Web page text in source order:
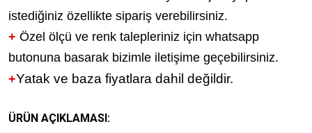
istediğiniz özellikte sipariş verebilirsiniz.
+ Özel ölçü ve renk talepleriniz için whatsapp
butonuna basarak bizimle iletişime geçebilirsiniz.
+Yatak ve baza fiyatlara dahil değildir.
ÜRÜN AÇIKLAMASI: